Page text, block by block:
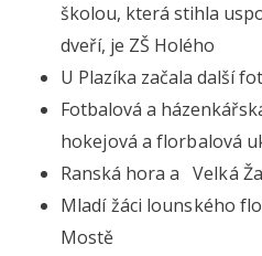
školou, která stihla
dveří, je ZŠ Holého
U Plazíka začala další
Fotbalová a
hokejová a florbalová
Ranská hora a Velká
Mladí žáci lounského
Mostě